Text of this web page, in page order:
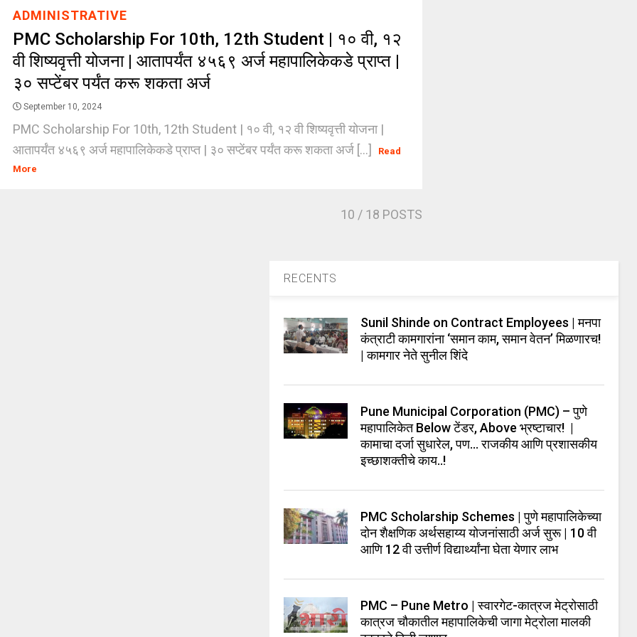
ADMINISTRATIVE
PMC Scholarship For 10th, 12th Student | १० वी, १२
वी शिष्यवृत्ती योजना | आतापर्यंत ४५६९ अर्ज महापालिकेकडे प्राप्त |
३० सप्टेंबर पर्यंत करू शकता अर्ज
September 10, 2024
PMC Scholarship For 10th, 12th Student | १० वी, १२ वी शिष्यवृत्ती योजना |
आतापर्यंत ४५६९ अर्ज महापालिकेकडे प्राप्त | ३० सप्टेंबर पर्यंत करू शकता अर्ज [...]
Read
More
10 / 18 POSTS
RECENTS
Sunil Shinde on Contract Employees | मनपा
कंत्राटी कामगारांना ‘समान काम, समान वेतन’ मिळणारच!
| कामगार नेते सुनील शिंदे
Pune Municipal Corporation (PMC) – पुणे
महापालिकेत Below टेंडर, Above भ्रष्टाचार! |
कामाचा दर्जा सुधारेल, पण… राजकीय आणि प्रशासकीय
इच्छाशक्तीचे काय..!
PMC Scholarship Schemes | पुणे महापालिकेच्या
दोन शैक्षणिक अर्थसहाय्य योजनांसाठी अर्ज सुरू | 10 वी
आणि 12 वी उत्तीर्ण विद्यार्थ्यांना घेता येणार लाभ
PMC – Pune Metro | स्वारगेट-कात्रज मेट्रोसाठी
कात्रज चौकातील महापालिकेची जागा मेट्रोला मालकी